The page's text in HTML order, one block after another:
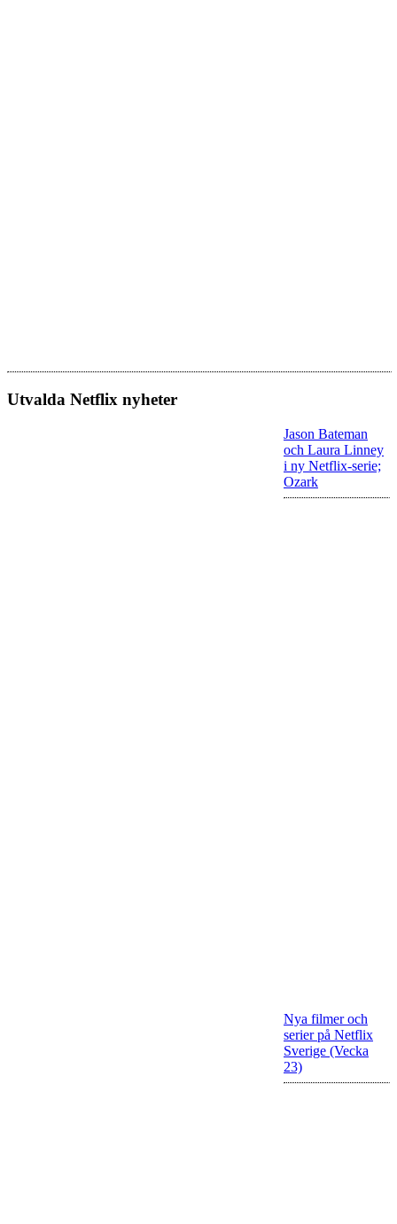
Utvalda Netflix nyheter
Jason Bateman
och Laura Linney
i ny Netflix-serie;
Ozark
Nya filmer och
serier på Netflix
Sverige (Vecka
23)